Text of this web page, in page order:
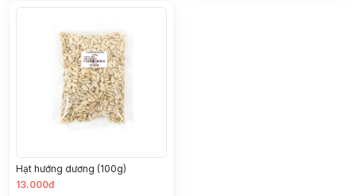
Hạt hướng dương (100g)
13.000đ